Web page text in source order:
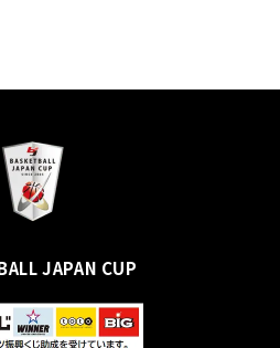
JAPAN CUP